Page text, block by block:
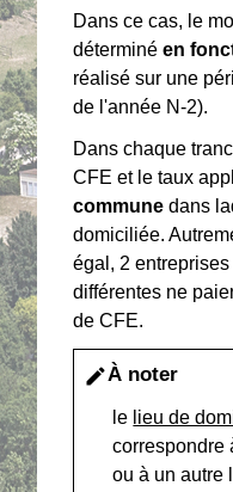
Dans ce cas, le
déterminéen
réalisé sur une
de l'année N-2).
Dans chaque
CFE et le taux
commune dans
domiciliée.
égal, 2
différentes ne
de CFE.
editÀ noter
le lieu de
correspondre
ou à un autre